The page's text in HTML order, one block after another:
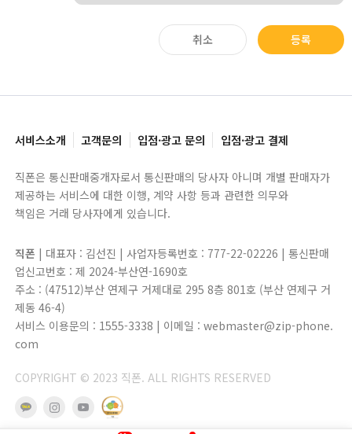
취소 등록
서비스소개 고객문의 입점·광고 문의 입점·광고 결제
직폰은 통신판매중개자로서 통신판매의 당사자 아니며 개별 판매자가
제공하는 서비스에 대한 이행, 계약 사항 등과 관련한 의무와
책임은 거래 당사자에게 있습니다.
직폰 | 대표자 : 김선진 | 사업자등록번호 : 777-22-02226 | 통신판매
업신고번호 : 제 2024-부산연-1690호
주소 : (47512)부산 연제구 거제대로 295 8층 801호 (부산 연제구 거
제동 46-4)
서비스 이용문의 : 1555-3338 | 이메일 : webmaster@zip-phone.
com
COPYRIGHT © 2023 직폰. ALL RIGHTS RESERVED